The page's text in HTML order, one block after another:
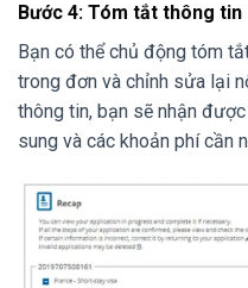
Bước 4: Tóm tắt thông tin
Bạn có thể chủ động tóm
trong đơn và chỉnh sửa lại
thông tin, bạn sẽ nhận
sung và các khoản phí cần